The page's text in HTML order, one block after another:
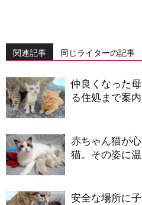
関連記事 同じライターの記事
仲良くなった
る住処まで案
赤ちゃん猫が
猫。その姿に
安全な場所に